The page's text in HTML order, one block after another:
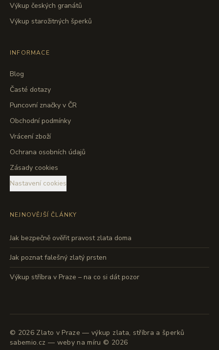
Výkup českých granátů
Výkup starožitných šperků
INFORMACE
Blog
Časté dotazy
Puncovní značky v ČR
Obchodní podmínky
Vrácení zboží
Ochrana osobních údajů
Zásady cookies
Nastavení cookies
NEJNOVĚJŠÍ ČLÁNKY
Jak bezpečně ověřit pravost zlata doma
Jak poznat falešný zlatý prsten
Výkup stříbra v Praze – na co si dát pozor
© 2026 Zlato v Praze — výkup zlata, stříbra a šperků
sabemio.cz — weby na míru © 2026